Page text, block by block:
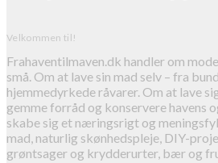
Velkommen til!
Frahaventilmaven.dk handler om
små. Om at lave sin mad selv – fra
hjemmedyrkede råvarer. Om at lave
gemme forråd og konservere havens
skabe sig et næringsrigt og
mad, naturlig skønhedspleje, DIY-
grøntsager og krydderurter, bær og